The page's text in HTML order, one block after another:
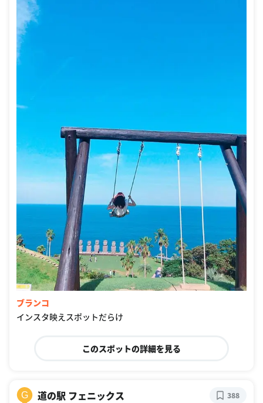
ブランコ
インスタ映えスポットだらけ
このスポットの詳細を見る
G 道の駅 フェニックス 388